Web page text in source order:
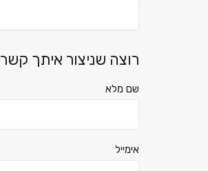
רוצה שניצור איתך קשר
שם מלא
אימייל